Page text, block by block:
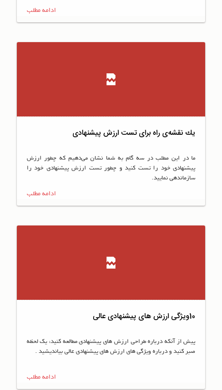
ادامه مطلب
يك نقشه‌ی راه برای تست ارزش پيشنهادی
ما در اين مطلب در سه گام به شما نشان مي‌دهيم كه چطور ارزش
پيشنهادي خود را تست كنيد و چطور تست ارزش پيشنهادي خود را
سازماندهي نماييد.
ادامه مطلب
10ویژگی ارزش های پیشنهادی عالی
پیش از آنکه درباره طراحی ارزش های پیشنهادی مطالعه کنید، یک لحظه
صبر کنید و درباره ویژگی های ارزش های پیشنهادی عالی بیاندیشید .
ادامه مطلب